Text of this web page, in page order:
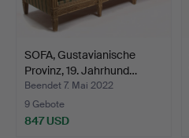
SOFA, Gustavianische
Provinz, 19. Jahrhund…
Beendet 7. Mai 2022
9 Gebote
847 USD